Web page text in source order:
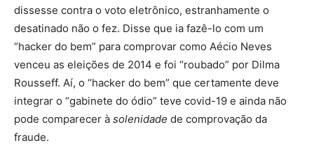
dissesse contra o voto eletrônico, estranhamente o
desatinado não o fez. Disse que ia fazê-lo com um
“hacker do bem” para comprovar como Aécio Neves
venceu as eleições de 2014 e foi “roubado” por Dilma
Rousseff. Aí, o “hacker do bem” que certamente deve
integrar o “gabinete do ódio” teve covid-19 e ainda não
pode comparecer à solenidade de comprovação da
fraude.